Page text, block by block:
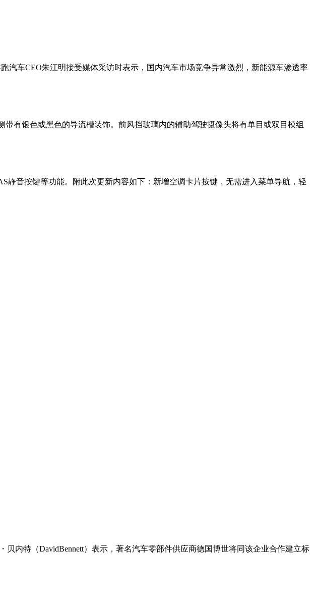
汽车CEO朱江明接受媒体采访时表示，国内汽车市场竞争异常激烈，新能源车渗透率
有银色或黑色的导流槽装饰。前风挡玻璃内的辅助驾驶摄像头将有单目或双目模组
静音按键等功能。附此次更新内容如下：新增空调卡片按键，无需进入菜单导航，轻
内特（DavidBennett）表示，著名汽车零部件供应商德国博世将同该企业合作建立标